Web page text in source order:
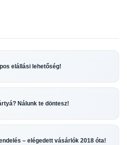
elállási lehetőség!
Nálunk te döntesz!
– elégedett vásárlók 2018 óta!